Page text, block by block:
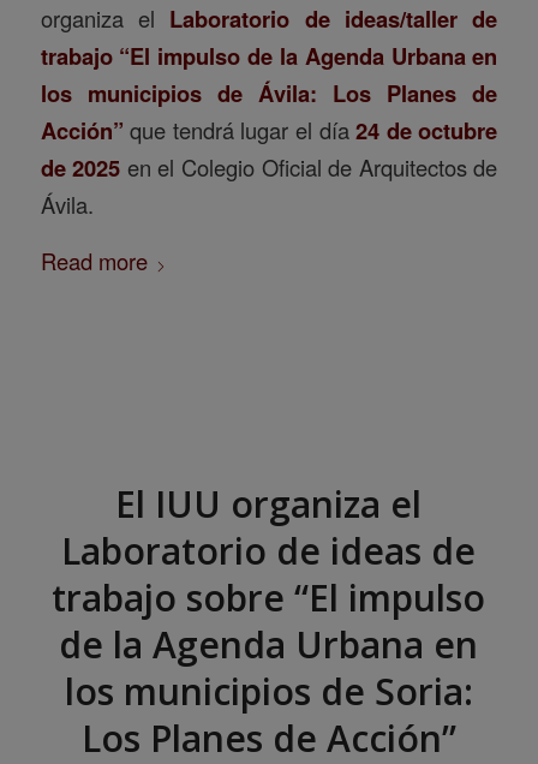
organiza el Laboratorio de ideas/taller de
trabajo “El impulso de la Agenda Urbana en
los municipios de Ávila: Los Planes de
Acción” que tendrá lugar el día24 de octubre
de 2025 en el Colegio Oficial de Arquitectos de
Ávila.
Read more
El IUU organiza el
Laboratorio de ideas de
trabajo sobre “El impulso
de la Agenda Urbana en
los municipios de Soria:
Los Planes de Acción”